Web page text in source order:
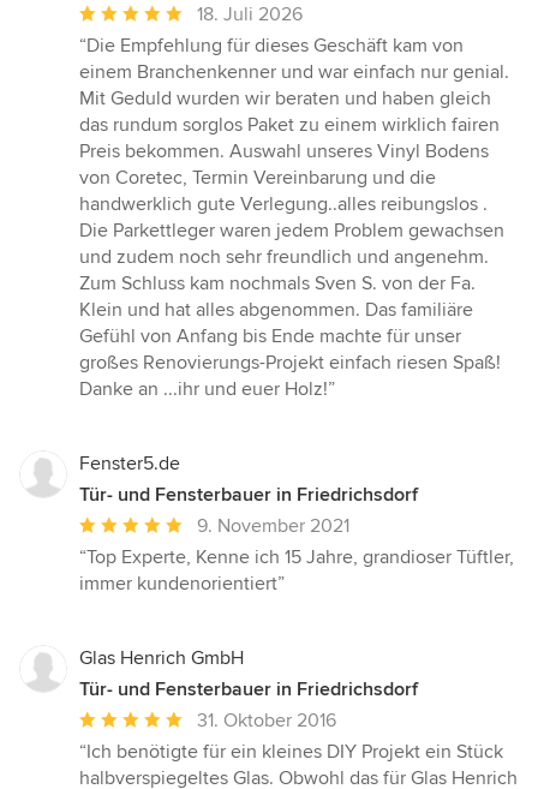
Durchschnittliche
Bewertung:
5
von
5
Sternen
18. Juli 2026
“Die Empfehlung für dieses Geschäft kam von
einem Branchenkenner und war einfach nur genial.
Mit Geduld wurden wir beraten und haben gleich
das rundum sorglos Paket zu einem wirklich fairen
Preis bekommen. Auswahl unseres Vinyl Bodens
von Coretec, Termin Vereinbarung und die
handwerklich gute Verlegung..alles reibungslos .
Die Parkettleger waren jedem Problem gewachsen
und zudem noch sehr freundlich und angenehm.
Zum Schluss kam nochmals Sven S. von der Fa.
Klein und hat alles abgenommen. Das familiäre
Gefühl von Anfang bis Ende machte für unser
großes Renovierungs-Projekt einfach riesen Spaß!
Danke an ...ihr und euer Holz!”
Fenster5.de
Tür- und Fensterbauer in Friedrichsdorf
Durchschnittliche
Bewertung:
5
Sternen
9. November 2021
“Top Experte, Kenne ich 15 Jahre, grandioser Tüftler,
immer kundenorientiert”
Glas Henrich GmbH
Tür- und Fensterbauer in Friedrichsdorf
Durchschnittliche
Bewertung:
5
31. Oktober 2016
“Ich benötigte für ein kleines DIY Projekt ein Stück
halbverspiegeltes Glas. Obwohl das für Glas Henrich